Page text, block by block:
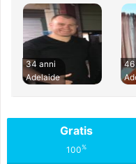
34 anni
Adelaide
46
Gratis
100%